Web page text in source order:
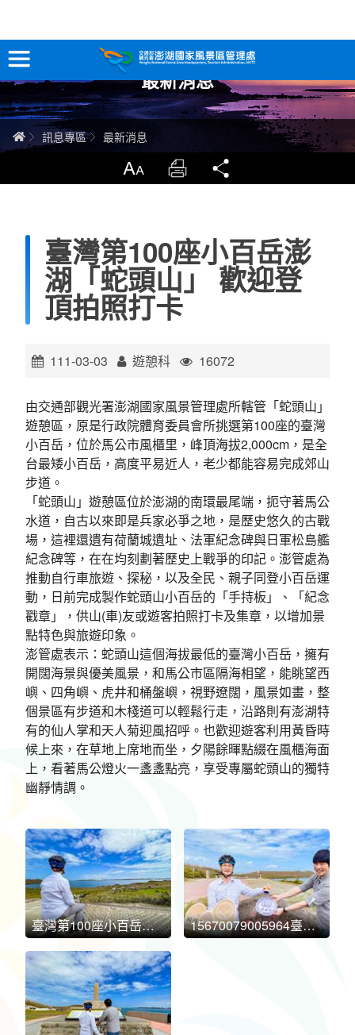
跳
到
主
要
內
容
訊息專區
關於澎湖
智慧觀光情報站
永續旅遊
RSS 臉書粉絲團
首長信箱 English
日本語 Tiếng Việt
ไทย Bahasa indonesia
最新消息
首頁訊息專區 最新消息
放大 列印
臺灣第100座小百岳澎
湖「蛇頭山」 歡迎登
頂拍照打卡
111-03-03 遊憩科 16072
由交通部觀光署澎湖國家風景管理處所轄管「蛇頭山」
遊憩區，原是行政院體育委員會所挑選第100座的臺灣
小百岳，位於馬公市風櫃里，峰頂海拔2,000cm，是全
台最矮小百岳，高度平易近人，老少都能容易完成郊山
步道。
「蛇頭山」遊憩區位於澎湖的南環最尾端，扼守著馬公
水道，自古以來即是兵家必爭之地，是歷史悠久的古戰
場，這裡還遺有荷蘭城遺址、法軍紀念碑與日軍松島艦
紀念碑等，在在均刻劃著歷史上戰爭的印記。澎管處為
推動自行車旅遊、探秘，以及全民、親子同登小百岳運
動，日前完成製作蛇頭山小百岳的「手持板」、「紀念
戳章」，供山(車)友或遊客拍照打卡及集章，以增加景
點特色與旅遊印象。
澎管處表示：蛇頭山這個海拔最低的臺灣小百岳，擁有
開闊海景與優美風景，和馬公市區隔海相望，能眺望西
嶼、四角嶼、虎井和桶盤嶼，視野遼闊，風景如畫，整
個景區有步道和木棧道可以輕鬆行走，沿路則有澎湖特
有的仙人掌和天人菊迎風招呼。也歡迎遊客利用黃昏時
候上來，在草地上席地而坐，夕陽餘暉點綴在風櫃海面
上，看著馬公燈火一盞盞點亮，享受專屬蛇頭山的獨特
幽靜情調。
臺灣第100座小百岳澎湖「蛇頭山」 歡迎登頂拍照打卡 15670079005964臺灣第100座小百岳澎湖「蛇頭山」 歡迎登頂拍照打卡